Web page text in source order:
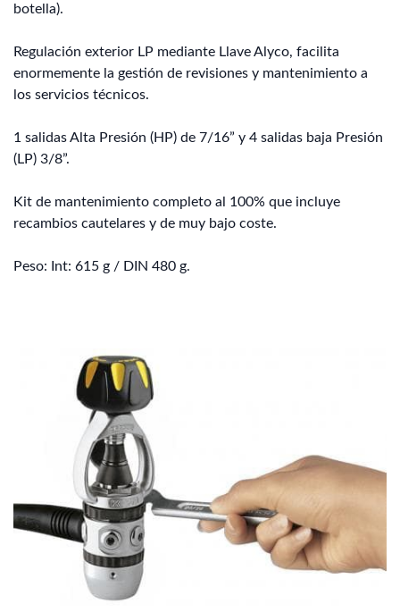
botella).
Regulación exterior LP mediante Llave Alyco, facilita
enormemente la gestión de revisiones y mantenimiento a
los servicios técnicos.
1 salidas Alta Presión (HP) de 7/16” y 4 salidas baja Presión
(LP) 3/8”.
Kit de mantenimiento completo al 100% que incluye
recambios cautelares y de muy bajo coste.
Peso: Int: 615 g / DIN 480 g.